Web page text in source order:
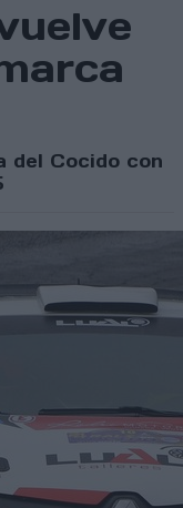
del Cocido con